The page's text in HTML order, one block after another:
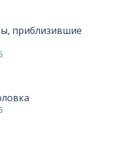
приблизившие